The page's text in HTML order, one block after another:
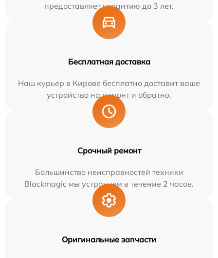
предоставляет гарантию до 3 лет.
Бесплатная доставка
Наш курьер в Кирове бесплатно доставит ваше
устройство на ремонт и обратно.
Срочный ремонт
Большинство неисправностей техники
Blackmagic мы устраняем в течение 2 часов.
Оригинальные запчасти